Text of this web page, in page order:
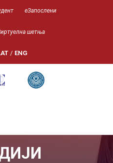
еЗапослени
шетња
/ ENG